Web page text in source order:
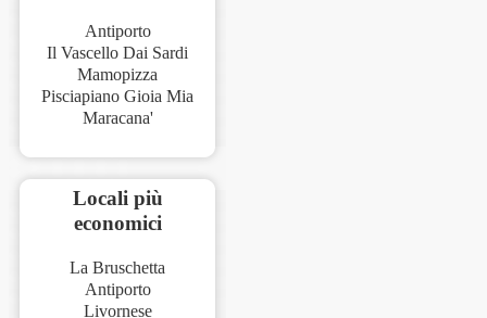
Antiporto
Il Vascello Dai Sardi
Mamopizza
Pisciapiano Gioia Mia
Maracana'
Locali più
economici
La Bruschetta
Antiporto
Livornese